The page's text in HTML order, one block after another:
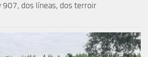
907, dos líneas, dos terroir